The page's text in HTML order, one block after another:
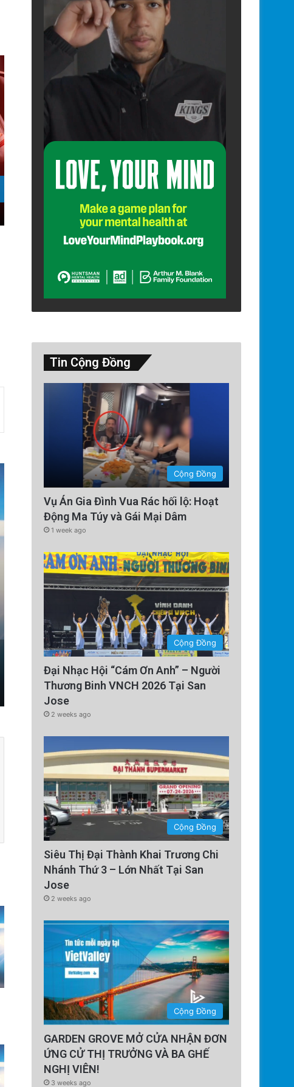
3 weeks ago
SJPD Seeks Public’s
Stolen Dog
Tin Cộng Đồng
Cộng Đồng
Vụ Án Gia Đình Vua Rác hối lộ: Hoạt
Động Ma Túy và Gái Mại Dâm
1 week ago
Cộng Đồng
Đại Nhạc Hội “Cám Ơn Anh” – Người
Thương Binh VNCH 2026 Tại San
Jose
2 weeks ago
Cộng Đồng
Siêu Thị Đại Thành Khai Trương Chi
Nhánh Thứ 3 – Lớn Nhất Tại San
Jose
2 weeks ago
Cộng Đồng
GARDEN GROVE MỞ CỬA NHẬN ĐƠN
ỨNG CỬ THỊ TRƯỞNG VÀ BA GHẾ
NGHỊ VIÊN!
3 weeks ago